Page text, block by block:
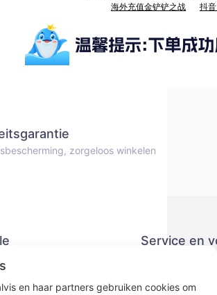
海外充值金铲铲之战
抖
zorgeloos winkelen
Service en
en haar partners gebruiken cookies om